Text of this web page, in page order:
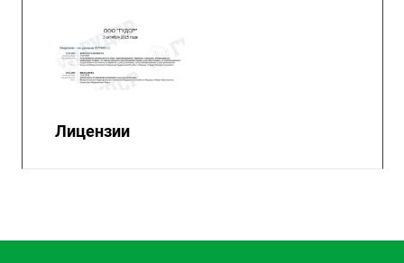
Лицензии